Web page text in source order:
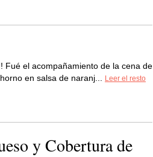
Fué el acompañamiento de la cena de
en salsa de naranj...
Leer el resto
y Cobertura de